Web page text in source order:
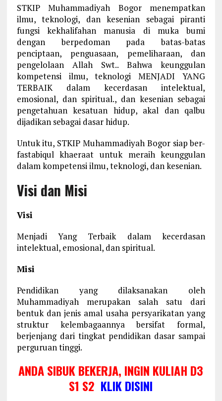
STKIP Muhammadiyah Bogor menempatkan
ilmu, teknologi, dan kesenian sebagai piranti
fungsi kekhalifahan manusia di muka bumi
dengan berpedoman pada batas-batas
penciptaan, penguasaan, pemeliharaan, dan
pengelolaan Allah Swt.. Bahwa keunggulan
kompetensi ilmu, teknologi MENJADI YANG
TERBAIK dalam kecerdasan intelektual,
emosional, dan spiritual., dan kesenian sebagai
pengetahuan kesatuan hidup, akal dan qalbu
dijadikan sebagai dasar hidup.
Untuk itu, STKIP Muhammadiyah Bogor siap ber-
fastabiqul khaeraat untuk meraih keunggulan
dalam kompetensi ilmu, teknologi, dan kesenian.
Visi dan Misi
Visi
Menjadi Yang Terbaik dalam kecerdasan
intelektual, emosional, dan spiritual.
Misi
Pendidikan yang dilaksanakan oleh
Muhammadiyah merupakan salah satu dari
bentuk dan jenis amal usaha persyarikatan yang
struktur kelembagaannya bersifat formal,
berjenjang dari tingkat pendidikan dasar sampai
perguruan tinggi.
ANDA SIBUK BEKERJA, INGIN KULIAH D3
S1 S2 KLIK DISINI